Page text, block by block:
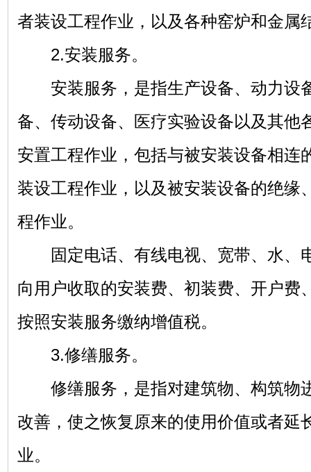
者装设工程作业，以及各种窑炉和金属
2.安装服务。
安装服务，是指生产设备、动力设
备、传动设备、医疗实验设备以及其他
安置工程作业，包括与被安装设备相连
装设工程作业，以及被安装设备的绝缘
程作业。
固定电话、有线电视、宽带、水、
向用户收取的安装费、初装费、开户费
按照安装服务缴纳增值税。
3.修缮服务。
修缮服务，是指对建筑物、构筑物
改善，使之恢复原来的使用价值或者延
业。